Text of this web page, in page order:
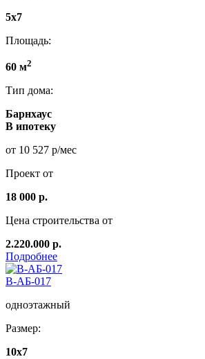
5x7
Площадь:
60 м2
Тип дома:
Барнхаус
В ипотеку
от 10 527 р/мес
Проект от
18 000 р.
Цена строительства от
2.220.000 р.
Подробнее
В-АБ-017
одноэтажный
Размер:
10х7